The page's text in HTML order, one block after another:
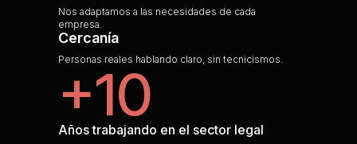
Nos adaptamos a las necesidades de cada
empresa.
Cercanía
Personas reales hablando claro, sin tecnicismos.
+10
Años trabajando en el sector legal